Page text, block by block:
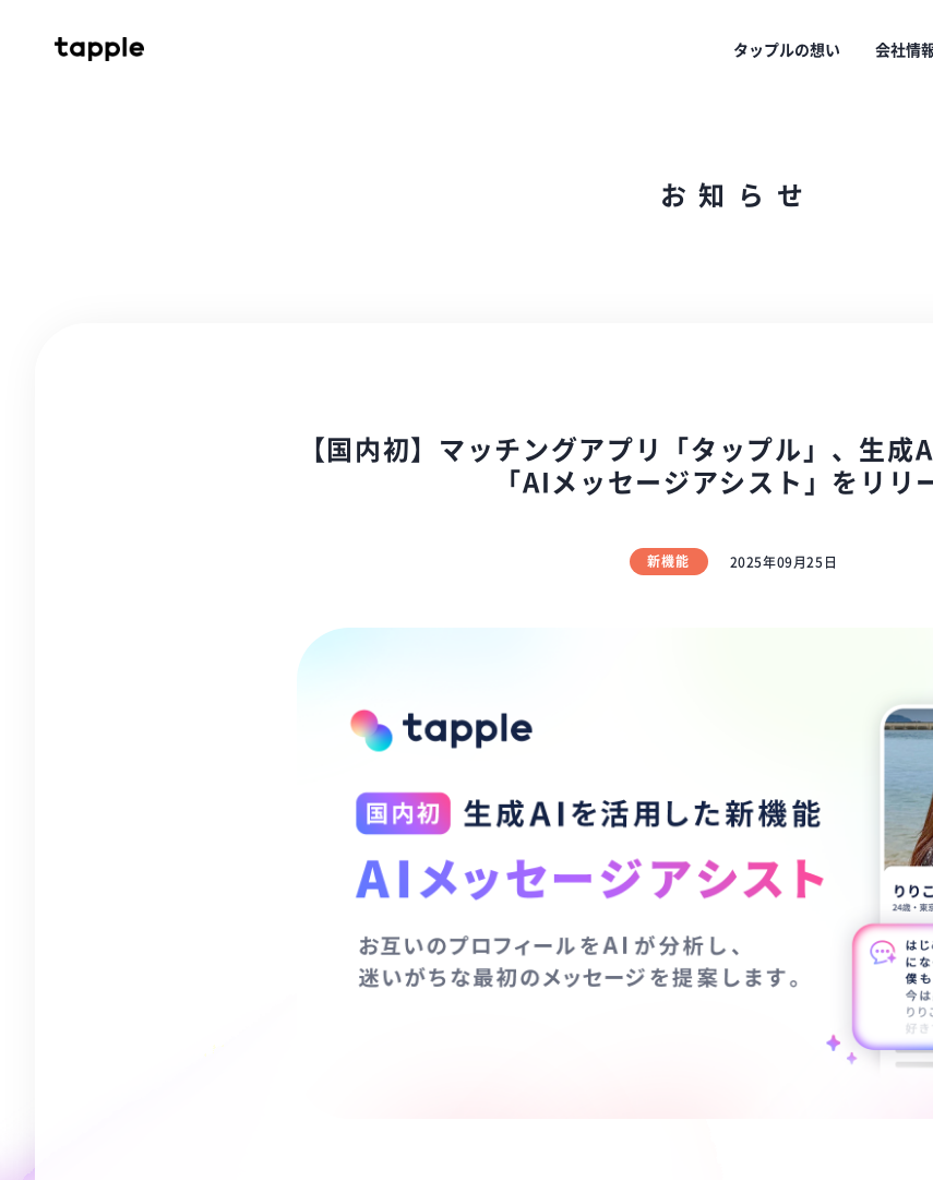
タップルの想い 会社情
お 知 ら せ
【国内初】マッチングアプリ「タップル」、生成
「AIメッセージアシスト」をリリ
新機能 2025年09月25日